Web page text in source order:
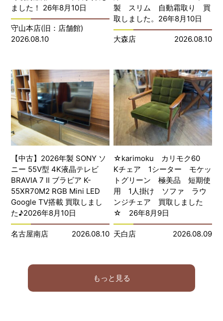
ました！ 26年8月10日
守山本店(旧：店舗館)
2026.08.10
製 スリム 自動霜取り 買
取しました。26年8月10日
大森店 2026.08.10
【中古】2026年製 SONY ソ
ニー 55V型 4K液晶テレビ
BRAVIA 7 Ⅱ ブラビア K-
55XR70M2 RGB Mini LED
Google TV搭載 買取しまし
た♪2026年8月10日
名古屋南店 2026.08.10
☆karimoku カリモク60
Kチェア 1シーター モケッ
トグリーン 極美品 短期使
用 1人掛け ソファ ラウ
ンジチェア 買取しました
☆ 26年8月9日
天白店 2026.08.09
もっと見る